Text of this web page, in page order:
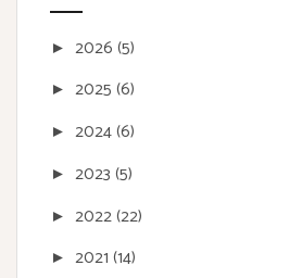
► 2026 (5)
► 2025 (6)
► 2024(6)
► 2023 (5)
► 2022(22)
► 2021 (14)